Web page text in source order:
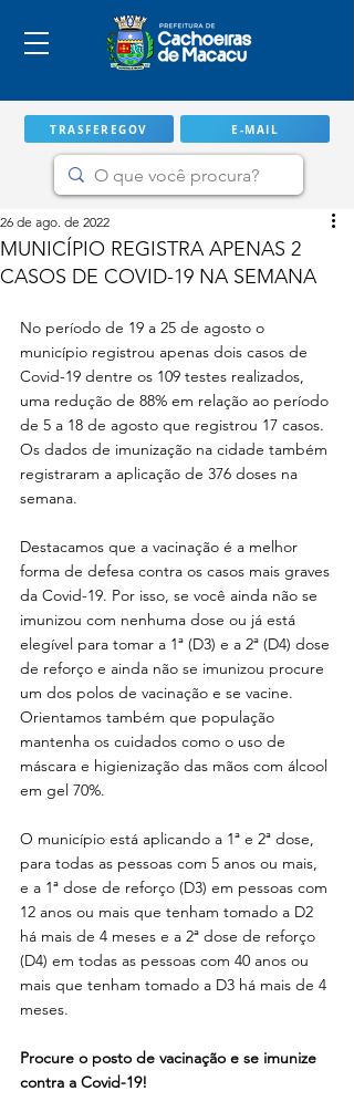
TRASFEREGOV E-MAIL
IMPORTANTE
MUNICÍPIO REGISTRA APENAS 2
CASOS DE COVID-19 NA SEMANA
26 de ago. de 2022
No período de 19 a 25 de agosto o
município registrou apenas dois casos de
Covid-19 dentre os 109 testes realizados,
uma redução de 88% em relação ao período
de 5 a 18 de agosto que registrou 17 casos.
Os dados de imunização na cidade também
registraram a aplicação de 376 doses na
semana.
Destacamos que a vacinação é a melhor
forma de defesa contra os casos mais graves
da Covid-19. Por isso, se você ainda não se
imunizou com nenhuma dose ou já está
elegível para tomar a 1ª (D3) e a 2ª (D4) dose
de reforço e ainda não se imunizou procure
um dos polos de vacinação e se vacine.
Orientamos também que população
mantenha os cuidados como o uso de
máscara e higienização das mãos com álcool
em gel 70%.
O município está aplicando a 1ª e 2ª dose,
para todas as pessoas com 5 anos ou mais,
e a 1ª dose de reforço (D3) em pessoas com
12 anos ou mais que tenham tomado a D2
há mais de 4 meses e a 2ª dose de reforço
(D4) em todas as pessoas com 40 anos ou
mais que tenham tomado a D3 há mais de 4
meses.
Procure o posto de vacinação e se imunize
contra a Covid-19!